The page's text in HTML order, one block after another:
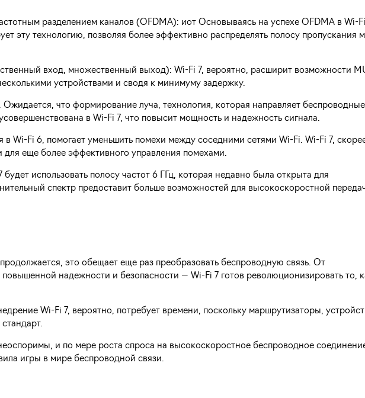
разделением каналов (OFDMA): иот Основываясь на успехе OFDMA в Wi-
эту технологию, позволяя более эффективно распределять полосу пропускания
вход, множественный выход): Wi-Fi 7, вероятно, расширит возможности
устройствами и сводя к минимуму задержку.
что формирование луча, технология, которая направляет беспроводные
в Wi-Fi 7, что повысит мощность и надежность сигнала.
Wi-Fi 6, помогает уменьшить помехи между соседними сетями Wi-Fi. Wi-Fi 7,
для еще более эффективного управления помехами.
использовать полосу частот 6 ГГц, которая недавно была открыта для
спектр предоставит больше возможностей для высокоскоростной
это обещает еще раз преобразовать беспроводную связь. От
надежности и безопасности — Wi-Fi 7 готов революционизировать то,
Wi-Fi 7, вероятно, потребует времени, поскольку маршрутизаторы,
и по мере роста спроса на высокоскоростное беспроводное
игры в мире беспроводной связи.